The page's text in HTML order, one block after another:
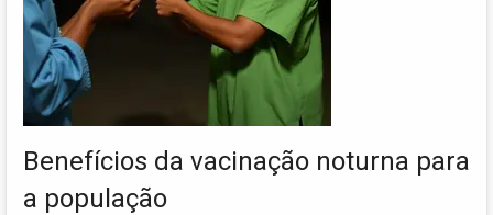
Benefícios da vacinação noturna para
a população